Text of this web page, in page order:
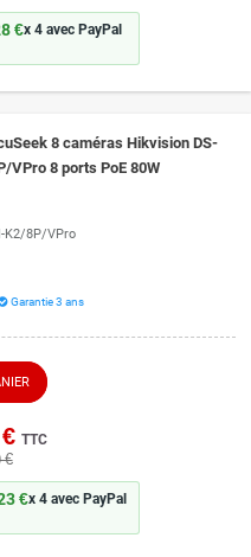
€x 4 avec PayPal
8 caméras Hikvision DS-
VPro 8 ports PoE 80W
K2/8P/VPro
Garantie 3 ans
TTC
€
€x 4 avec PayPal